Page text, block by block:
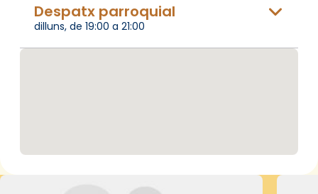
Despatx parroquial
dilluns, de 19:00 a 21:00